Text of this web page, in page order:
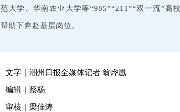
范大学、华南农业大学等“985”“211”“双一流”高
帮助下奔赴基层岗位。
文字｜潮州日报全媒体记者 翁烨凰
编辑｜蔡杨
审核｜梁佳涛